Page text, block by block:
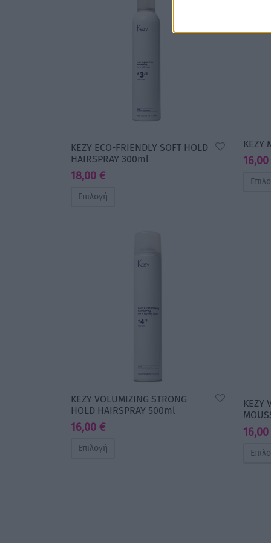
KEZY ECO-FRIENDLY SOFT HOLD
HAIRSPRAY 300ml
18,00 €
Επιλογή
KEZY
16,00
KEZY VOLUMIZING STRONG
HOLD HAIRSPRAY 500ml
16,00 €
Επιλογή
KEZY
16,00